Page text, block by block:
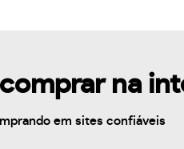
na
em sites confiáveis